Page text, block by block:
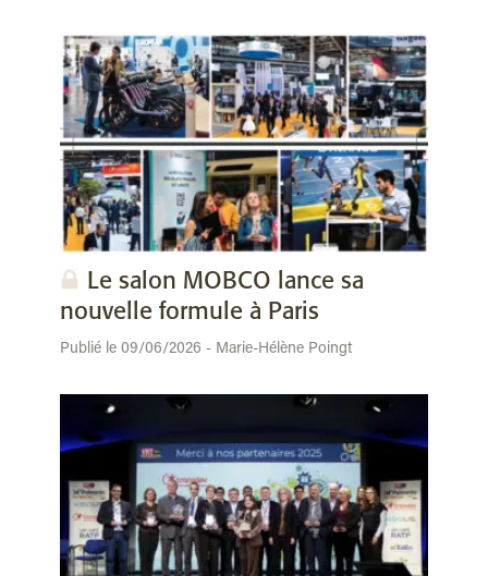
Le salon MOBCO lance sa
nouvelle formule à Paris
Publié le 09/06/2026 - Marie-Hélène Poingt